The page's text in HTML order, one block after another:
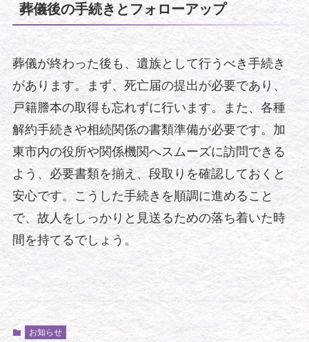
葬儀後の手続きとフォローアップ
葬儀が終わった後も、遺族として行うべき手続き
があります。まず、死亡届の提出が必要であり、
戸籍謄本の取得も忘れずに行います。また、各種
解約手続きや相続関係の書類準備が必要です。加
東市内の役所や関係機関へスムーズに訪問できる
よう、必要書類を揃え、段取りを確認しておくと
安心です。こうした手続きを順調に進めること
で、故人をしっかりと見送るための落ち着いた時
間を持てるでしょう。
お知らせ